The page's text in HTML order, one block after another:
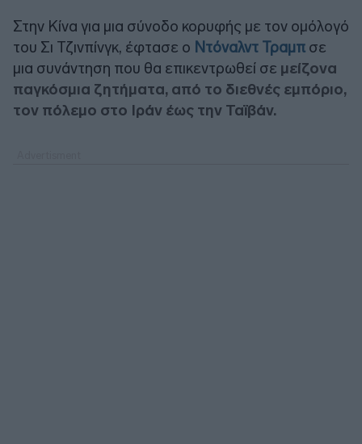
Στην Κίνα για μια σύνοδο κορυφής με τον ομόλογό
του Σι Τζινπίνγκ, έφτασε ο Ντόναλντ Τραμπ σε
μια συνάντηση που θα επικεντρωθεί σε μείζονα
παγκόσμια ζητήματα, από το διεθνές εμπόριο,
τον πόλεμο στο Ιράν έως την Ταϊβάν.